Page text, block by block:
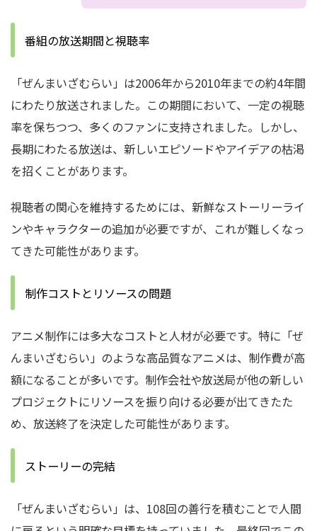
番組の放送期間と視聴率
「ぜんまいざむらい」は2006年から2010年までの約4年間
にわたり放送されました。 この期間において、一定の視聴
率を保ちつつ、多くのファンに支持されました。 しかし、
長期にわたる放送は、新しいエピソードやアイデアの枯渇
を招くことがあります。
視聴者の関心を維持するためには、新鮮なストーリーライ
ンやキャラクターの追加が必要ですが、これが難しくなっ
てきた可能性があります。
制作コストとリソースの問題
アニメ制作には多大なコストと人材が必要です。特に「ぜ
んまいざむらい」のような高品質なアニメは、制作費が高
額になることが多いです。 制作会社や放送局が他の新しい
プロジェクトにリソースを振り向ける必要が出てきたた
め、放送終了を決定した可能性があります。
ストーリーの完結
「ぜんまいざむらい」は、108回の善行を積むことで人間